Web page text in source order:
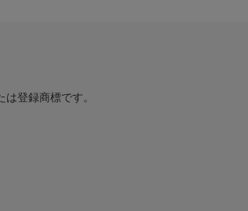
登録商標です。